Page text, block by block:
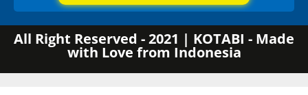
All Right Reserved - 2021 | KOTABI - Made
with Love from Indonesia